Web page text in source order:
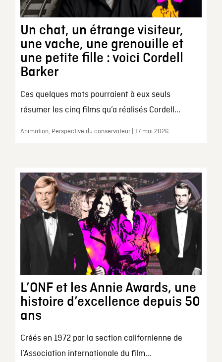
Un chat, un étrange visiteur,
une vache, une grenouille et
une petite fille : voici Cordell
Barker
Ces quelques mots pourraient à eux seuls
résumer les cinq films qu’a réalisés Cordell...
Animation, Perspective du conservateur | 17 mai 2026
L’ONF et les Annie Awards, une
histoire d’excellence depuis 50
ans
Créés en 1972 par la section californienne de
l’Association internationale du film...